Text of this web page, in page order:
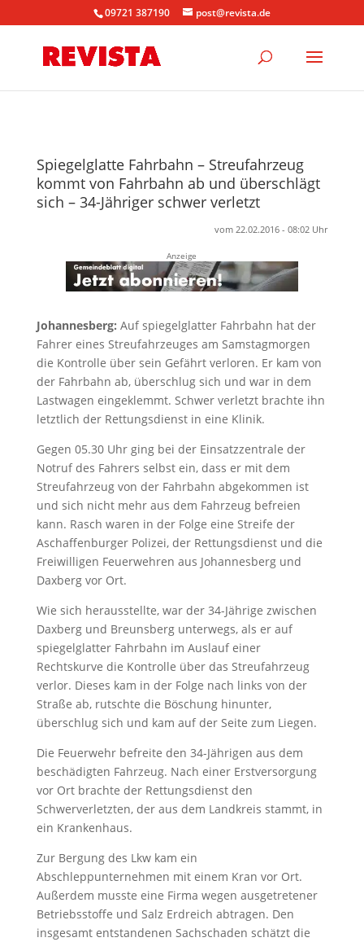
09721 387190 post@revista.de
Spiegelglatte Fahrbahn – Streufahrzeug
kommt von Fahrbahn ab und überschlägt
sich – 34-Jähriger schwer verletzt
vom 22.02.2016 - 08:02 Uhr
Anzeige
Johannesberg: Auf spiegelglatter Fahrbahn hat der
Fahrer eines Streufahrzeuges am Samstagmorgen
die Kontrolle über sein Gefährt verloren. Er kam von
der Fahrbahn ab, überschlug sich und war in dem
Lastwagen eingeklemmt. Schwer verletzt brachte ihn
letztlich der Rettungsdienst in eine Klinik.
Gegen 05.30 Uhr ging bei der Einsatzzentrale der
Notruf des Fahrers selbst ein, dass er mit dem
Streufahrzeug von der Fahrbahn abgekommen ist
und sich nicht mehr aus dem Fahrzeug befreien
kann. Rasch waren in der Folge eine Streife der
Aschaffenburger Polizei, der Rettungsdienst und die
Freiwilligen Feuerwehren aus Johannesberg und
Daxberg vor Ort.
Wie sich herausstellte, war der 34-Jährige zwischen
Daxberg und Breunsberg unterwegs, als er auf
spiegelglatter Fahrbahn im Auslauf einer
Rechtskurve die Kontrolle über das Streufahrzeug
verlor. Dieses kam in der Folge nach links von der
Straße ab, rutschte die Böschung hinunter,
überschlug sich und kam auf der Seite zum Liegen.
Die Feuerwehr befreite den 34-Jährigen aus dem
beschädigten Fahrzeug. Nach einer Erstversorgung
vor Ort brachte der Rettungsdienst den
Schwerverletzten, der aus dem Landkreis stammt, in
ein Krankenhaus.
Zur Bergung des Lkw kam ein
Abschleppunternehmen mit einem Kran vor Ort.
Außerdem musste eine Firma wegen ausgetretener
Betriebsstoffe und Salz Erdreich abtragen. Den
insgesamt entstandenen Sachschaden schätzt die